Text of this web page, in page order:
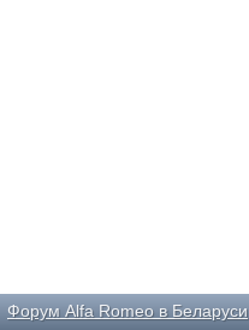
Форум Alfa Romeo в Беларуси